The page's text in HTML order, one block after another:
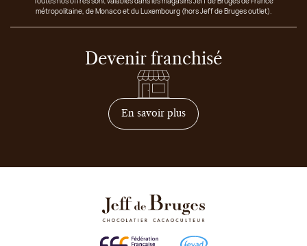
métropolitaine, de Monaco et du Luxembourg (hors Jeff de Bruges outlet).
Devenir franchisé
En savoir plussur comment devenir